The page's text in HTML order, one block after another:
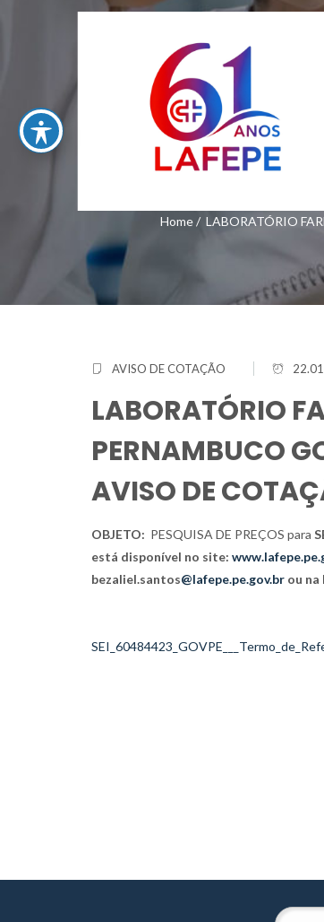
Home/ LABORATÓRIO
AVISO DE COTAÇÃO
LABORATÓRIO
PERNAMBUCO
AVISO DE
OBJETO: PESQUISA DE PREÇOS para
está disponível no site:
bezaliel.santos@lafepe.pe.gov.br ou na